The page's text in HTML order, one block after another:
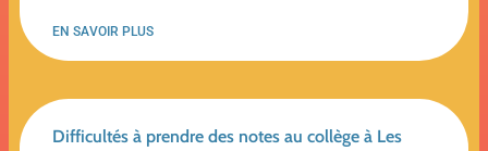
EN SAVOIR PLUS
Difficultés à prendre des notes au collège à Les